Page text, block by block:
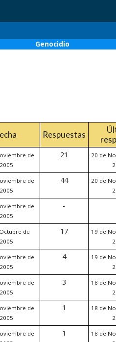
Genocidio
Respuestas
de
2005
21
20 de
de
2005
44
20 de
de
2005
-
de
2005
17
19 de
de
2005
4
19 de
de
2005
3
18 de
de
2005
1
18 de
de
1
18 de